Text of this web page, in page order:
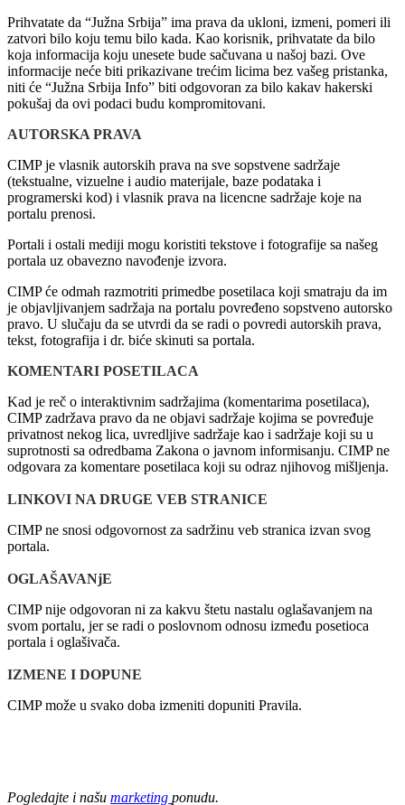
Prihvatate da “Južna Srbija” ima prava da ukloni, izmeni, pomeri ili
zatvori bilo koju temu bilo kada. Kao korisnik, prihvatate da bilo
koja informacija koju unesete bude sačuvana u našoj bazi. Ove
informacije neće biti prikazivane trećim licima bez vašeg pristanka,
niti će “Južna Srbija Info” biti odgovoran za bilo kakav hakerski
pokušaj da ovi podaci budu kompromitovani.
AUTORSKA PRAVA
CIMP je vlasnik autorskih prava na sve sopstvene sadržaje
(tekstualne, vizuelne i audio materijale, baze podataka i
programerski kod) i vlasnik prava na licencne sadržaje koje na
portalu prenosi.
Portali i ostali mediji mogu koristiti tekstove i fotografije sa našeg
portala uz obavezno navođenje izvora.
CIMP će odmah razmotriti primedbe posetilaca koji smatraju da im
je objavljivanjem sadržaja na portalu povređeno sopstveno autorsko
pravo. U slučaju da se utvrdi da se radi o povredi autorskih prava,
tekst, fotografija i dr. biće skinuti sa portala.
KOMENTARI POSETILACA
Kad je reč o interaktivnim sadržajima (komentarima posetilaca),
CIMPzadržava pravo da ne objavi sadržaje kojima se povređuje
privatnost nekog lica, uvredljive sadržaje kao i sadržaje koji su u
suprotnosti sa odredbama Zakona o javnom informisanju. CIMPne
odgovara za komentare posetilaca koji su odraz njihovog mišljenja.
LINKOVI NA DRUGE VEB STRANICE
CIMPne snosi odgovornost za sadržinu veb stranica izvan svog
portala.
OGLAŠAVANjE
CIMPnije odgovoran ni za kakvu štetu nastalu oglašavanjem na
svom portalu, jer se radi o poslovnom odnosu između posetioca
portala i oglašivača.
IZMENE I DOPUNE
CIMPmože u svako doba izmeniti dopuniti Pravila.
Pogledajte i našu marketing ponudu.